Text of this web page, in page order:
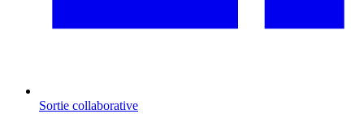
Sortie collaborative